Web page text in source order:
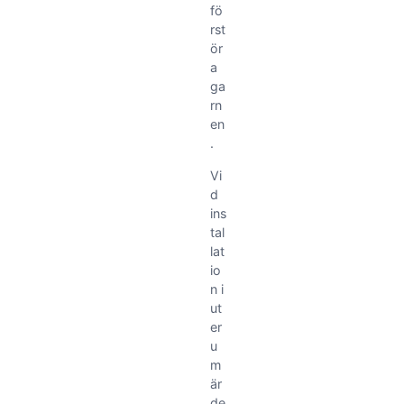
fö
rst
ör
a
ga
rn
en
.
Vi
d
ins
tal
lat
io
n i
ut
er
u
m
är